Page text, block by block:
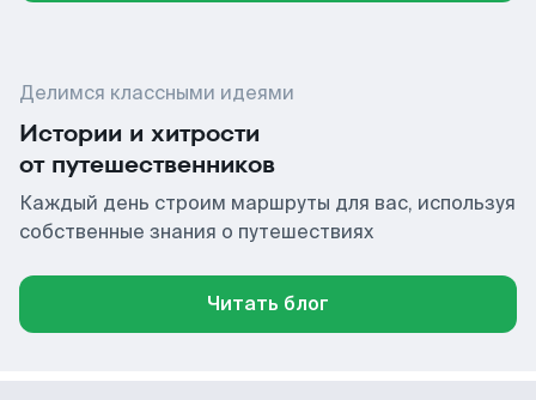
Делимся классными идеями
Истории и хитрости
от путешественников
Каждый день строим маршруты для вас, используя
собственные знания о путешествиях
Читать блог